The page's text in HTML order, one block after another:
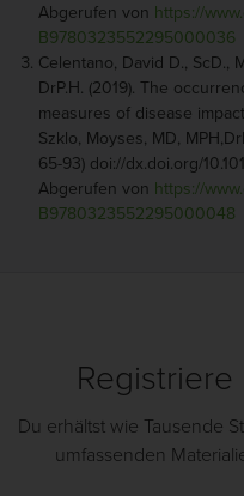
Abgerufen von https://
B9780323552295000036
Celentano, David D., ScD.,
DrP.H. (2019). The
measures of disease
Szklo, Moyses, MD,
65-93) doi://dx.doi.org/
Abgerufen von https://
B9780323552295000048
Registriere
Du erhältst wie Tausende
umfassenden